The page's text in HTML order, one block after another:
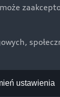
w
ustawienia